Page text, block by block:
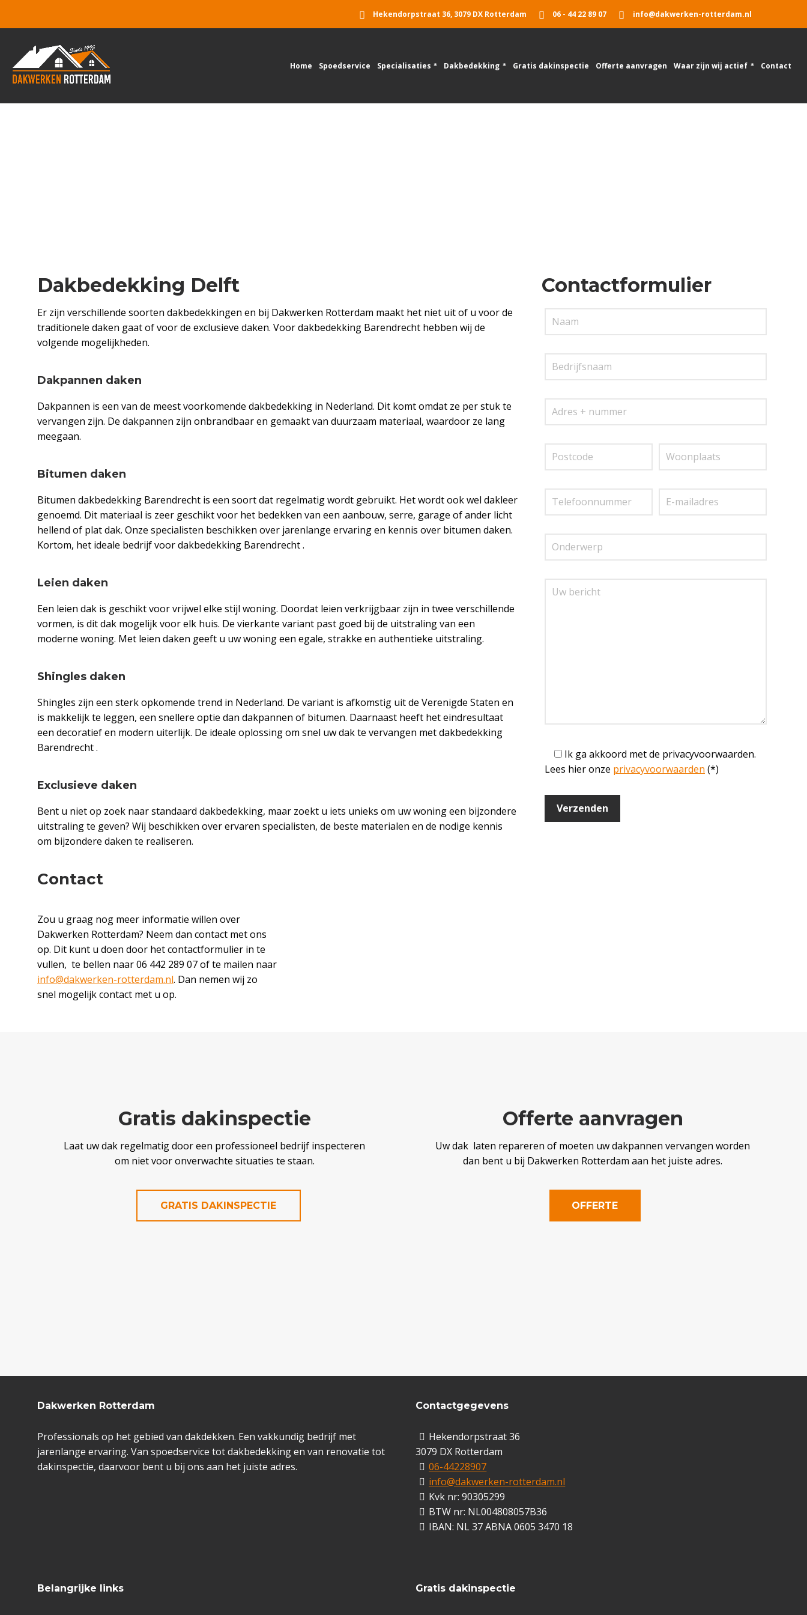
Hekendorpstraat 36, 3079 DX Rotterdam 06 - 44 22 89 07 info@dakwerken-rotterdam.nl
Home Spoedservice Specialisaties Dakbedekking Gratis dakinspectie Offerte aanvragen Waar zijn wij actief Contact
Dakbedekking Delft
Er zijn verschillende soorten dakbedekkingen en bij Dakwerken Rotterdam maakt het niet uit of u voor de
traditionele daken gaat of voor de exclusieve daken. Voor dakbedekking Barendrecht hebben wij de
volgende mogelijkheden.
Dakpannen daken
Dakpannen is een van de meest voorkomende dakbedekking in Nederland. Dit komt omdat ze per stuk te
vervangen zijn. De dakpannen zijn onbrandbaar en gemaakt van duurzaam materiaal, waardoor ze lang
meegaan.
Bitumen daken
Bitumen dakbedekking Barendrecht is een soort dat regelmatig wordt gebruikt. Het wordt ook wel dakleer
genoemd. Dit materiaal is zeer geschikt voor het bedekken van een aanbouw, serre, garage of ander licht
hellend of plat dak. Onze specialisten beschikken over jarenlange ervaring en kennis over bitumen daken.
Kortom, het ideale bedrijf voor dakbedekking Barendrecht .
Leien daken
Een leien dak is geschikt voor vrijwel elke stijl woning. Doordat leien verkrijgbaar zijn in twee verschillende
vormen, is dit dak mogelijk voor elk huis. De vierkante variant past goed bij de uitstraling van een
moderne woning. Met leien daken geeft u uw woning een egale, strakke en authentieke uitstraling.
Shingles daken
Shingles zijn een sterk opkomende trend in Nederland. De variant is afkomstig uit de Verenigde Staten en
is makkelijk te leggen, een snellere optie dan dakpannen of bitumen. Daarnaast heeft het eindresultaat
een decoratief en modern uiterlijk. De ideale oplossing om snel uw dak te vervangen met dakbedekking
Barendrecht .
Exclusieve daken
Bent u niet op zoek naar standaard dakbedekking, maar zoekt u iets unieks om uw woning een bijzondere
uitstraling te geven? Wij beschikken over ervaren specialisten, de beste materialen en de nodige kennis
om bijzondere daken te realiseren.
Contact
Zou u graag nog meer informatie willen over
Dakwerken Rotterdam? Neem dan contact met ons
op. Dit kunt u doen door het contactformulier in te
vullen, te bellen naar 06 442 289 07 of te mailen naar
info@dakwerken-rotterdam.nl. Dan nemen wij zo
snel mogelijk contact met u op.
Contactformulier
Ik ga akkoord met de privacyvoorwaarden.
Lees hier onze privacyvoorwaarden (*)
Gratis dakinspectie
Laat uw dak regelmatig door een professioneel bedrijf inspecteren
om niet voor onverwachte situaties te staan.
GRATIS DAKINSPECTIE
Offerte aanvragen
Uw dak laten repareren of moeten uw dakpannen vervangen worden
dan bent u bij Dakwerken Rotterdam aan het juiste adres.
OFFERTE
Dakwerken Rotterdam
Professionals op het gebied van dakdekken. Een vakkundig bedrijf met
jarenlange ervaring. Van spoedservice tot dakbedekking en van renovatie tot
dakinspectie, daarvoor bent u bij ons aan het juiste adres.
Contactgegevens
Hekendorpstraat 36
3079 DX Rotterdam
06-44228907
info@dakwerken-rotterdam.nl
Kvk nr: 90305299
BTW nr: NL004808057B36
IBAN: NL 37 ABNA 0605 3470 18
Belangrijke links Gratis dakinspectie